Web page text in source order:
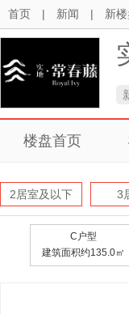
首页 | 新闻 | 新
楼盘首页
2居室及以下 3
C户型
建筑面积约135.0㎡